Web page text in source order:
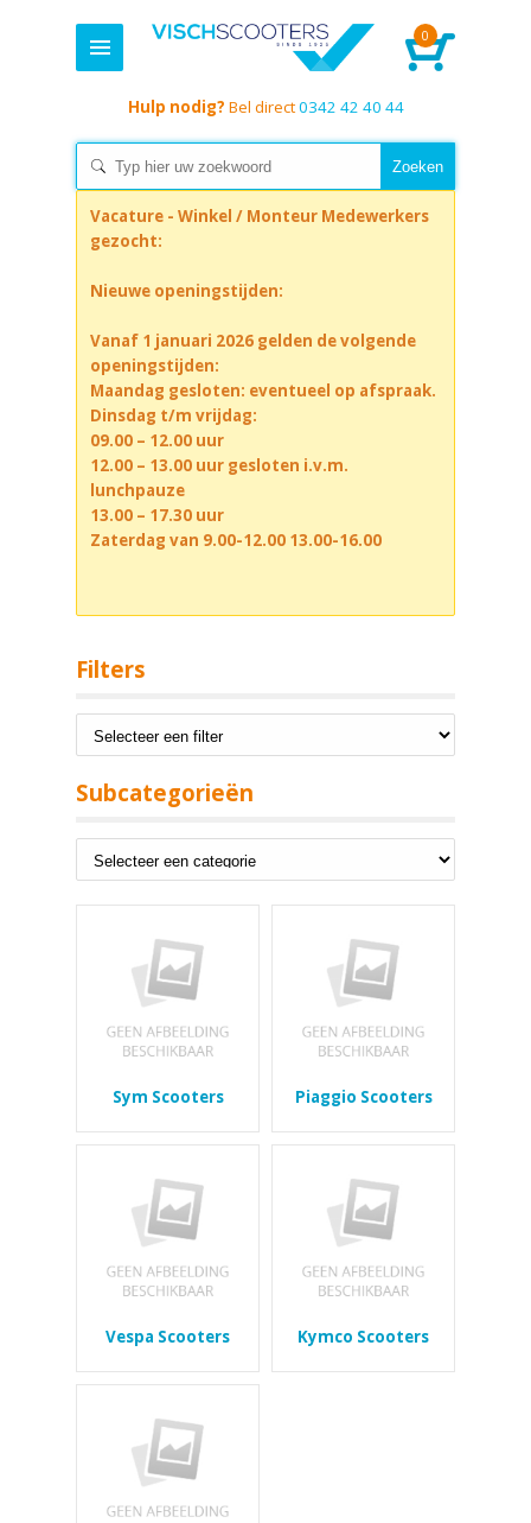
0
Hulp nodig? Bel direct0342 42 40 44
Vacature - Winkel / Monteur Medewerkers
gezocht:
Nieuwe openingstijden:
Vanaf 1 januari 2026 gelden de volgende
openingstijden:
Maandag gesloten: eventueel op afspraak.
Dinsdag t/m vrijdag:
09.00 – 12.00 uur
12.00 – 13.00 uur gesloten i.v.m.
lunchpauze
13.00 – 17.30 uur
Zaterdag van 9.00-12.00 13.00-16.00
Filters
Subcategorieën
Sym Scooters Piaggio Scooters
Vespa Scooters Kymco Scooters